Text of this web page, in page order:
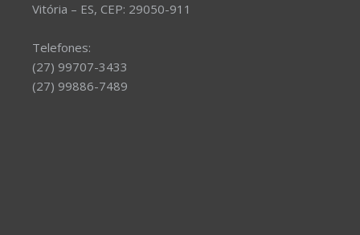
Vitória – ES, CEP: 29050-911
Telefones:
(27) 99707-3433
(27) 99886-7489